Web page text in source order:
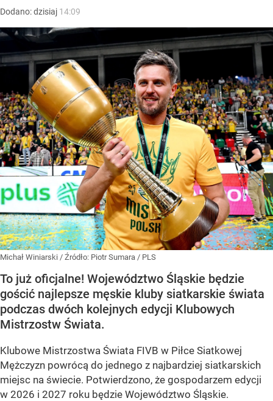
Dodano:dzisiaj 14:09
Michał Winiarski / Źródło: Piotr Sumara / PLS
To już oficjalne! Województwo Śląskie będzie
gościć najlepsze męskie kluby siatkarskie świata
podczas dwóch kolejnych edycji Klubowych
Mistrzostw Świata.
Klubowe Mistrzostwa Świata FIVB w Piłce Siatkowej
Mężczyzn powrócą do jednego z najbardziej siatkarskich
miejsc na świecie. Potwierdzono, że gospodarzem edycji
w 2026 i 2027 roku będzie Województwo Śląskie.